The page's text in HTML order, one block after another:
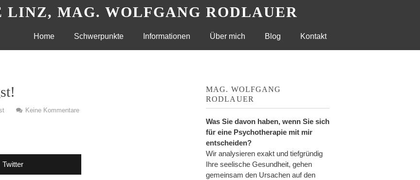
LINZ, MAG. WOLFGANG RODLAUER
Skip
Home Schwerpunkte Informationen Über mich Blog Kontakt
Keine Kommentare
Twitter
MAG. WOLFGANG
RODLAUER
Was Sie davon haben, wenn Sie sich
für eine Psychotherapie mit mir
entscheiden?
Wir analysieren exakt und tiefgründig
Ihre seelische Gesundheit, gehen
gemeinsam den Ursachen auf den